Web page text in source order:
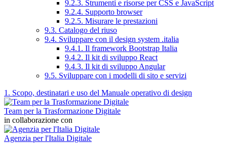
9.2.3. Strumenti e risorse per CSS e JavaScript
9.2.4. Supporto browser
9.2.5. Misurare le prestazioni
9.3. Catalogo del riuso
9.4. Sviluppare con il design system .italia
9.4.1. Il framework Bootstrap Italia
9.4.2. Il kit di sviluppo React
9.4.3. Il kit di sviluppo Angular
9.5. Sviluppare con i modelli di sito e servizi
1. Scopo, destinatari e uso del Manuale operativo di design
Team per la Trasformazione Digitale
in collaborazione con
Agenzia per l'Italia Digitale